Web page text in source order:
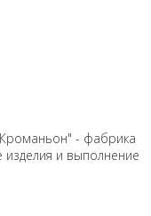
- фабрика
и выполнение